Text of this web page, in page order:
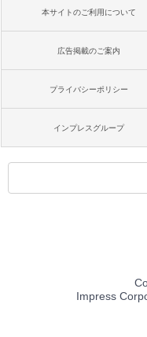
本サイトのご利用について
広告掲載のご案内
プライバシーポリシー
インプレスグループ
Impress